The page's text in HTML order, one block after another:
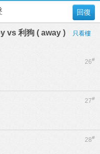
回復
vs 利狗 ( away )
只看樓
26#
27#
28#